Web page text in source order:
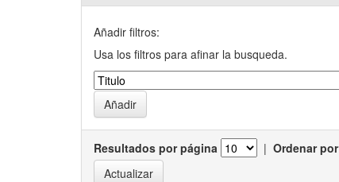
Añadir filtros:
Usa los filtros para afinar la busqueda.
Resultados por página | Ordenar por